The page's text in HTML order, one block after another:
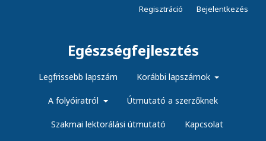
Egészségfejlesztés
Legfrissebb lapszám Korábbi lapszámok
A folyóiratról Útmutató a szerzőknek
Szakmai lektorálási útmutató Kapcsolat
Regisztráció Bejelentkezés